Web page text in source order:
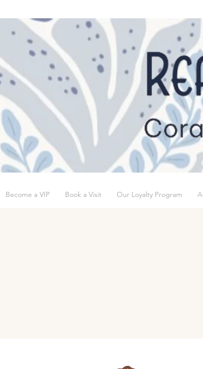
Become a VIP Book a Visit Our Loyalty Program